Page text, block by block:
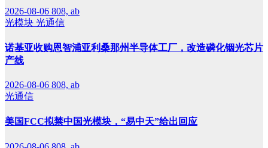
2026-08-06 808, ab
光模块 光通信
诺基亚收购恩智浦亚利桑那州半导体工厂，改造磷化铟光芯片
产线
2026-08-06 808, ab
光通信
美国FCC拟禁中国光模块，“易中天”给出回应